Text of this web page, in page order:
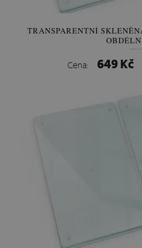
TRANSPARENTNÍ
Cena: 649 Kč